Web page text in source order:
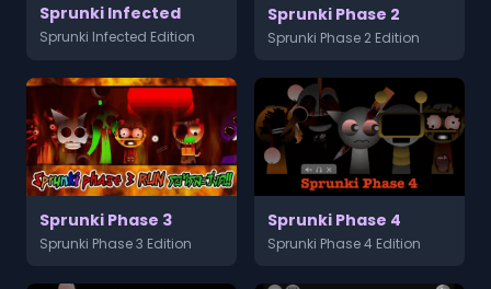
Sprunki Infected
Sprunki Infected Edition
Sprunki Phase 2
Sprunki Phase 2 Edition
Sprunki Phase 3
Sprunki Phase 3 Edition
Sprunki Phase 4
Sprunki Phase 4 Edition